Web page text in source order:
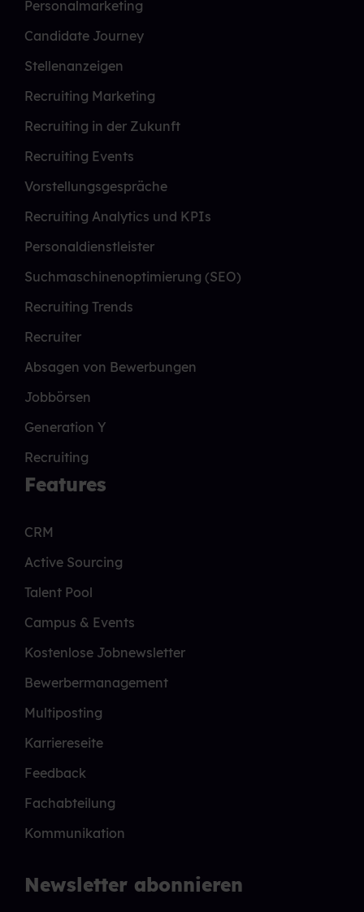
Personalmarketing
Candidate Journey
Stellenanzeigen
Recruiting Marketing
Recruiting in der Zukunft
Recruiting Events
Vorstellungsgespräche
Recruiting Analytics und KPIs
Personaldienstleister
Suchmaschinenoptimierung (SEO)
Recruiting Trends
Recruiter
Absagen von Bewerbungen
Jobbörsen
Generation Y
Recruiting
Features
CRM
Active Sourcing
Talent Pool
Campus & Events
Kostenlose Jobnewsletter
Bewerbermanagement
Multiposting
Karriereseite
Feedback
Fachabteilung
Kommunikation
Newsletter abonnieren